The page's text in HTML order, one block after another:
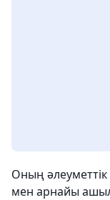
Оның
мен арнайы